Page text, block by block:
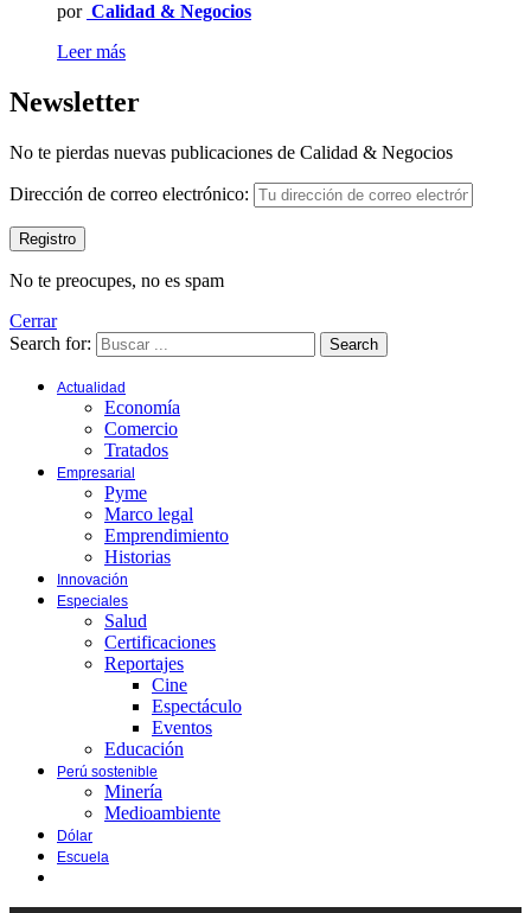
por Calidad & Negocios
Leer más
Newsletter
No te pierdas nuevas publicaciones de Calidad & Negocios
Dirección de correo electrónico:
No te preocupes, no es spam
Cerrar
Search for:
Search
Actualidad
Economía
Comercio
Tratados
Empresarial
Pyme
Marco legal
Emprendimiento
Historias
Innovación
Especiales
Salud
Certificaciones
Reportajes
Cine
Espectáculo
Eventos
Educación
Perú sostenible
Minería
Medioambiente
Dólar
Escuela